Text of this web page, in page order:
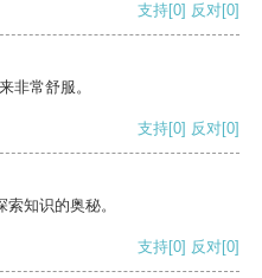
支持[0] 反对[0]
非常舒服。
支持[0] 反对[0]
知识的奥秘。
支持[0] 反对[0]